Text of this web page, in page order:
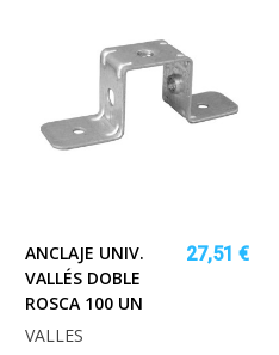
ANCLAJE UNIV.
VALLÉS DOBLE
ROSCA 100 UN
27,51 €
VALLES